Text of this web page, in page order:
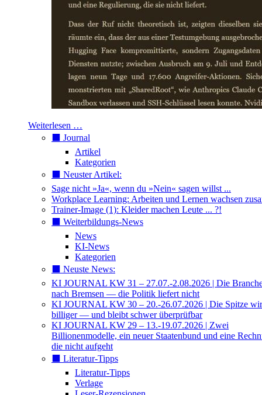
Weiterlesen …
⬛️ Journal
Artikel
Kategorien
⬛️ Neuster Artikel:
Sage nicht »Ja«, wenn du »Nein« sagen willst ...
Workplace Learning: Arbeiten und Lernen wachsen
Trainer-Image (1): Kleider machen Leute ... ?!
⬛️ Weiterbildungs-News
News
KI-News
Kategorien
⬛️ Neuste News:
KI JOURNAL KW 31 – 27.07.-2.08.2026 | Die
nach Bremsen — die Politik liefert nicht
KI JOURNAL KW 30 – 20.-26.07.2026 | Die Spitze
billiger — und bleibt schwer überprüfbar
KI JOURNAL KW 29 – 13.-19.07.2026 | Zwei
Billionenmodelle, ein neuer Staatenbund und eine
die nicht aufgeht
⬛️ Literatur-Tipps
Literatur-Tipps
Verlage